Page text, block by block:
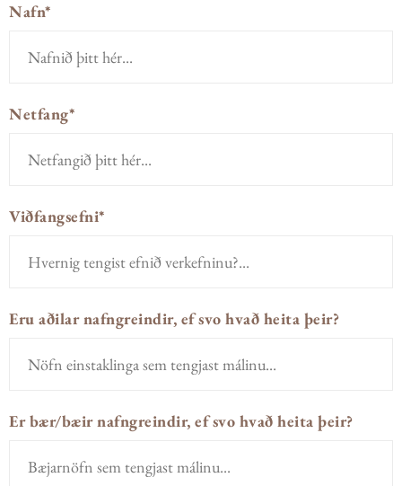
Nafn*
Netfang*
Viðfangsefni*
Eru aðilar nafngreindir, ef svo hvað heita þeir?
Er bær/bæir nafngreindir, ef svo hvað heita þeir?